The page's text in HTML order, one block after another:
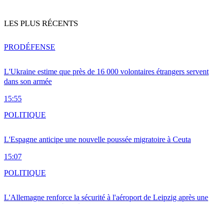
LES PLUS RÉCENTS
L'Ukraine estime que près de 16 000 volontaires étrangers servent
dans son armée
15:55
PRODÉFENSE
L'Espagne anticipe une nouvelle poussée migratoire à Ceuta
15:07
POLITIQUE
L'Allemagne renforce la sécurité à l'aéroport de Leipzig après une
POLITIQUE